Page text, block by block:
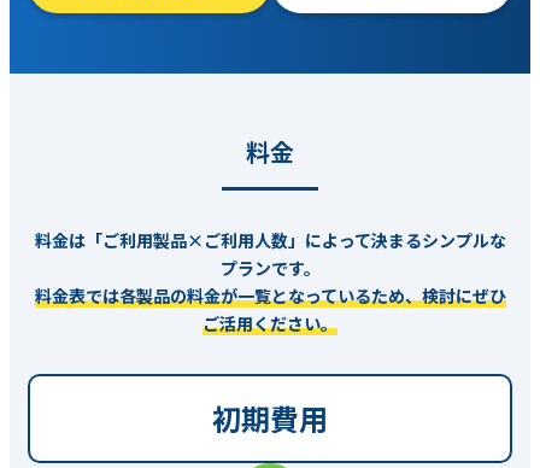
料金
料金は「ご利用製品×ご利用人数」によって決まるシンプルな
プランです。
料金表では各製品の料金が一覧となっているため、検討にぜひ
ご活用ください。
初期費用